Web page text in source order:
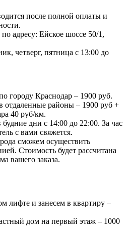
после полной оплаты и
адресу: Ейское шоссе 50/1,
четверг, пятница с 13:00 до
городу Краснодар – 1900 руб.
отдаленные районы – 1900 руб +
40 руб/км.
дни с 14:00 до 22:00. За час
с вами свяжется.
сможем осуществить
Стоимость будет рассчитана
вашего заказа.
лифте и занесем в квартиру –
дом на первый этаж – 1000